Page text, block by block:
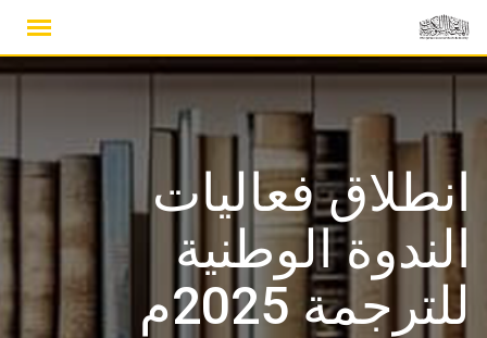
content
انطلاق فعاليات
الندوة الوطنية
للترجمة 2025م